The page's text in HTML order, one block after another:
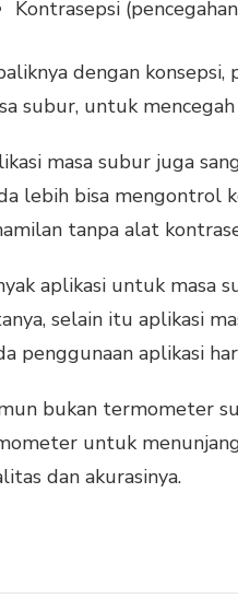
Kontrasepsi
dengan
subur, untuk
masa subur juga
lebih bisa mengontrol
tanpa alat
aplikasi untuk masa
selain itu aplikasi
penggunaan aplikasi
bukan termometer
untuk
dan akurasinya.